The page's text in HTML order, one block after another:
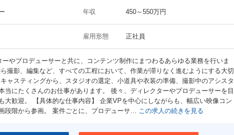
年収 450～550万円
雇用形態 正社員
やプロデューサーと共に、コンテンツ制作にまつわるあらゆる業務を行いま
撮影、編集など、すべての工程において、作業が滞りなく進むようにする大切
ャスティングから、スタジオの選定、小道具や衣装の準備、撮影中のアシスタ
当にたくさんのお仕事があります。 後々、ディレクターやプロデューサーを目
大歓迎。 【具体的な仕事内容】 企業VPを中心にしながらも、幅広い映像コン
段階から参画。 案件ごとに、プロデューサ… この求人の続きを見る